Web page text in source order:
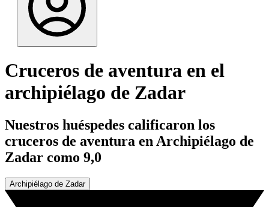
Cruceros de aventura en el
archipiélago de Zadar
Nuestros huéspedes calificaron los
cruceros de aventura en Archipiélago de
Zadar como 9,0
Archipiélago de Zadar